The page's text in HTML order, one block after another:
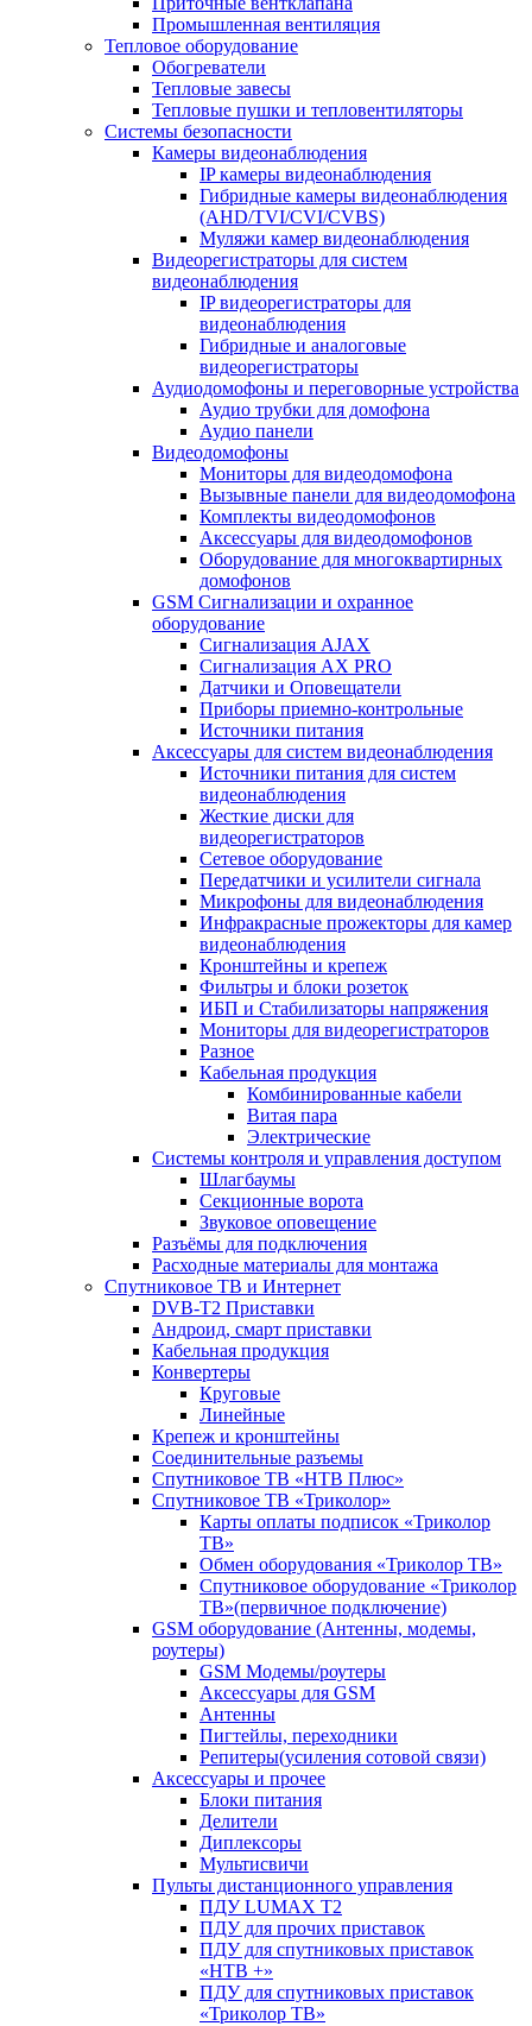
Промышленная вентиляция
Тепловое оборудование
Обогреватели
Тепловые завесы
Тепловые пушки и тепловентиляторы
Системы безопасности
Камеры видеонаблюдения
IP камеры видеонаблюдения
Гибридные камеры видеонаблюдения
(AHD/TVI/CVI/CVBS)
Муляжи камер видеонаблюдения
Видеорегистраторы для систем
видеонаблюдения
IP видеорегистраторы для
видеонаблюдения
Гибридные и аналоговые
видеорегистраторы
Аудиодомофоны и переговорные устройства
Аудио трубки для домофона
Аудио панели
Видеодомофоны
Мониторы для видеодомофона
Вызывные панели для видеодомофона
Комплекты видеодомофонов
Аксессуары для видеодомофонов
Оборудование для многоквартирных
домофонов
GSM Сигнализации и охранное
оборудование
Сигнализация AJAX
Сигнализация AX PRO
Датчики и Оповещатели
Приборы приемно-контрольные
Источники питания
Аксессуары для систем видеонаблюдения
Источники питания для систем
видеонаблюдения
Жесткие диски для
видеорегистраторов
Сетевое оборудование
Передатчики и усилители сигнала
Микрофоны для видеонаблюдения
Инфракрасные прожекторы для камер
видеонаблюдения
Кронштейны и крепеж
Фильтры и блоки розеток
ИБП и Стабилизаторы напряжения
Мониторы для видеорегистраторов
Разное
Кабельная продукция
Комбинированные кабели
Витая пара
Электрические
Системы контроля и управления доступом
Шлагбаумы
Секционные ворота
Звуковое оповещение
Разъёмы для подключения
Расходные материалы для монтажа
Спутниковое ТВ и Интернет
DVB-Т2 Приставки
Андроид, смарт приставки
Кабельная продукция
Конвертеры
Круговые
Линейные
Крепеж и кронштейны
Соединительные разъемы
Спутниковое ТВ «НТВ Плюс»
Спутниковое ТВ «Триколор»
Карты оплаты подписок «Триколор
ТВ»
Обмен оборудования «Триколор ТВ»
Спутниковое оборудование «Триколор
ТВ»(первичное подключение)
GSM оборудование (Антенны, модемы,
роутеры)
GSM Модемы/роутеры
Аксессуары для GSM
Антенны
Пигтейлы, переходники
Репитеры(усиления сотовой связи)
Аксессуары и прочее
Блоки питания
Делители
Диплексоры
Мультисвичи
Пульты дистанционного управления
ПДУ LUMAX Т2
ПДУ для прочих приставок
ПДУ для спутниковых приставок
«НТВ +»
ПДУ для спутниковых приставок
«Триколор ТВ»